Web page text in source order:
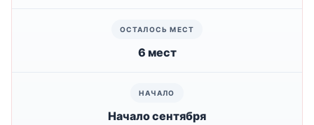
6 мест
Начало сентября